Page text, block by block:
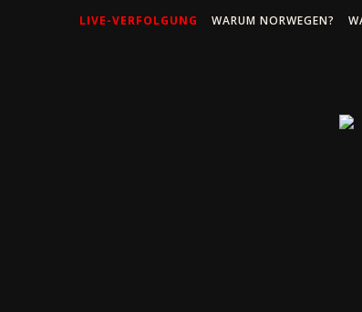
LIVE-VERFOLGUNG WARUM NORWEGEN?